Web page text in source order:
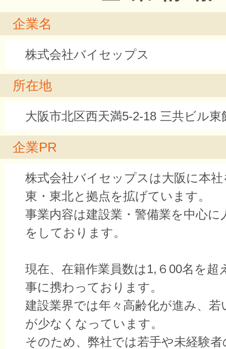
企業名
株式会社バイセップス
所在地
大阪市北区西天満5-2-18 三共ビル東
企業PR
株式会社バイセップスは大阪に本
東・東北と拠点を拡げています。
事業内容は建設業・警備業を中心に
をしております。
現在、在籍作業員数は1,６00名を超
事に携わっております。
建設業界では年々高齢化が進み、若
が少なくなっています。
そのため、弊社では若手や未経験